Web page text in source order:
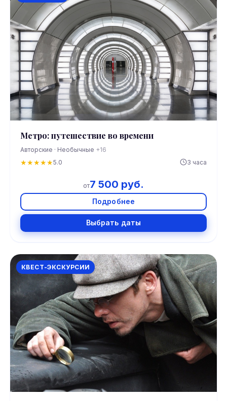
Метро: путешествие во времени
Авторские · Необычные +16
★★★★★5.0 3 часа
от7 500 руб.
Подробнее
Выбрать даты
КВЕСТ-ЭКСКУРСИИ